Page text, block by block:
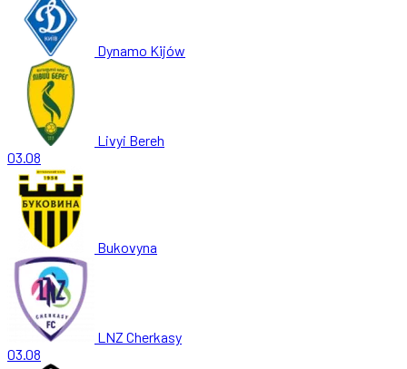
Dynamo Kijów
Livyi Bereh
03.08
Bukovyna
LNZ Cherkasy
03.08